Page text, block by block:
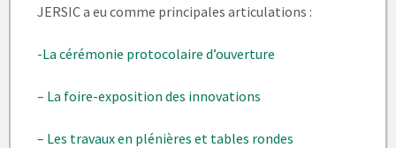
JERSIC a eu comme principales articulations :
-La cérémonie protocolaire d’ouverture
– La foire-exposition des innovations
– Les travaux en plénières et tables rondes